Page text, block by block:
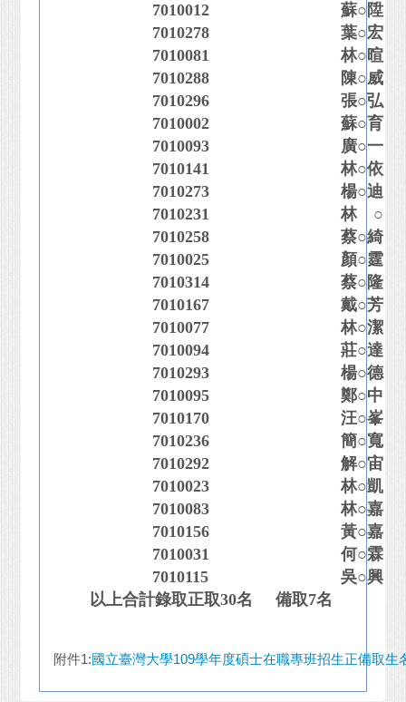
7010012
蘇○陞
7010278
葉○宏
7010081
林○暄
7010288
陳○威
7010296
張○弘
7010002
蘇○育
7010093
廣○一
7010141
林○依
7010273
楊○迪
7010231
林 ○
7010258
蔡○綺
7010025
顏○霆
7010314
蔡○隆
7010167
戴○芳
7010077
林○潔
7010094
莊○達
7010293
楊○德
7010095
鄭○中
7010170
汪○峯
7010236
簡○寬
7010292
解○宙
7010023
林○凱
7010083
林○嘉
7010156
黃○嘉
7010031
何○霖
7010115
吳○興
以上合計錄取正取30名 備取7名
附件1:國立臺灣大學109學年度碩士在職專班招生正備取生